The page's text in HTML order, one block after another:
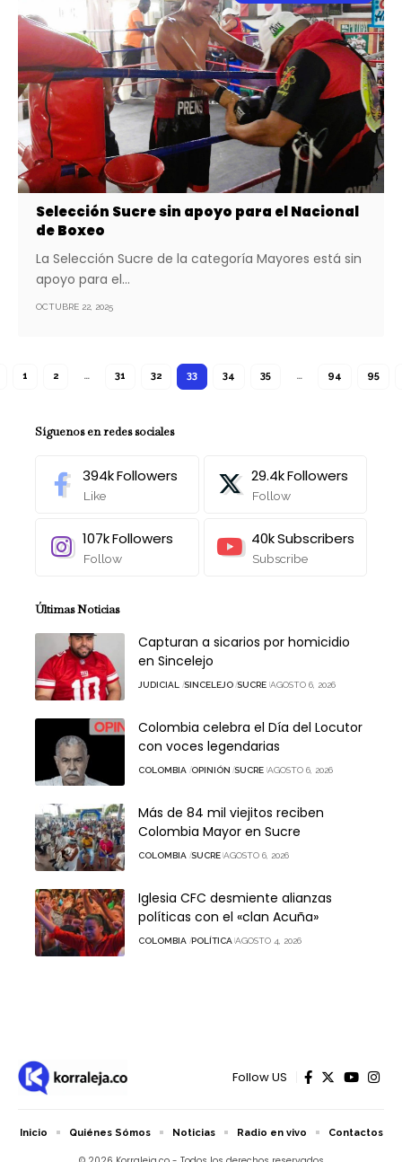
Selección Sucre sin apoyo para el Nacional
de Boxeo
La Selección Sucre de la categoría Mayores está sin
apoyo para el…
OCTUBRE 22, 2025
1 2 … 31 32 33 34 35 … 94 95
Síguenos en redes sociales
394kFollowers
Like
29.4kFollowers
Follow
107kFollowers
Follow
40kSubscribers
Subscribe
Últimas Noticias
Capturan a sicarios por homicidio
en Sincelejo
JUDICIAL SINCELEJO SUCRE AGOSTO 6, 2026
Colombia celebra el Día del Locutor
con voces legendarias
COLOMBIA OPINIÓN SUCRE AGOSTO 6, 2026
Más de 84 mil viejitos reciben
Colombia Mayor en Sucre
COLOMBIA SUCRE AGOSTO 6, 2026
Iglesia CFC desmiente alianzas
políticas con el «clan Acuña»
COLOMBIA POLÍTICA AGOSTO 4, 2026
Follow US
Inicio Quiénes Sómos Noticias Radio en vivo Contactos